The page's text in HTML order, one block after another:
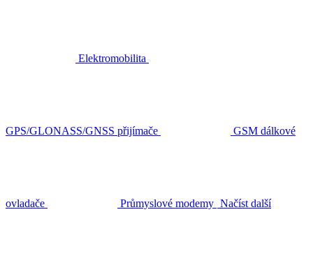
Elektromobilita
GPS/GLONASS/GNSS přijímače GSM dálkové
ovladače Průmyslové modemy Načíst další